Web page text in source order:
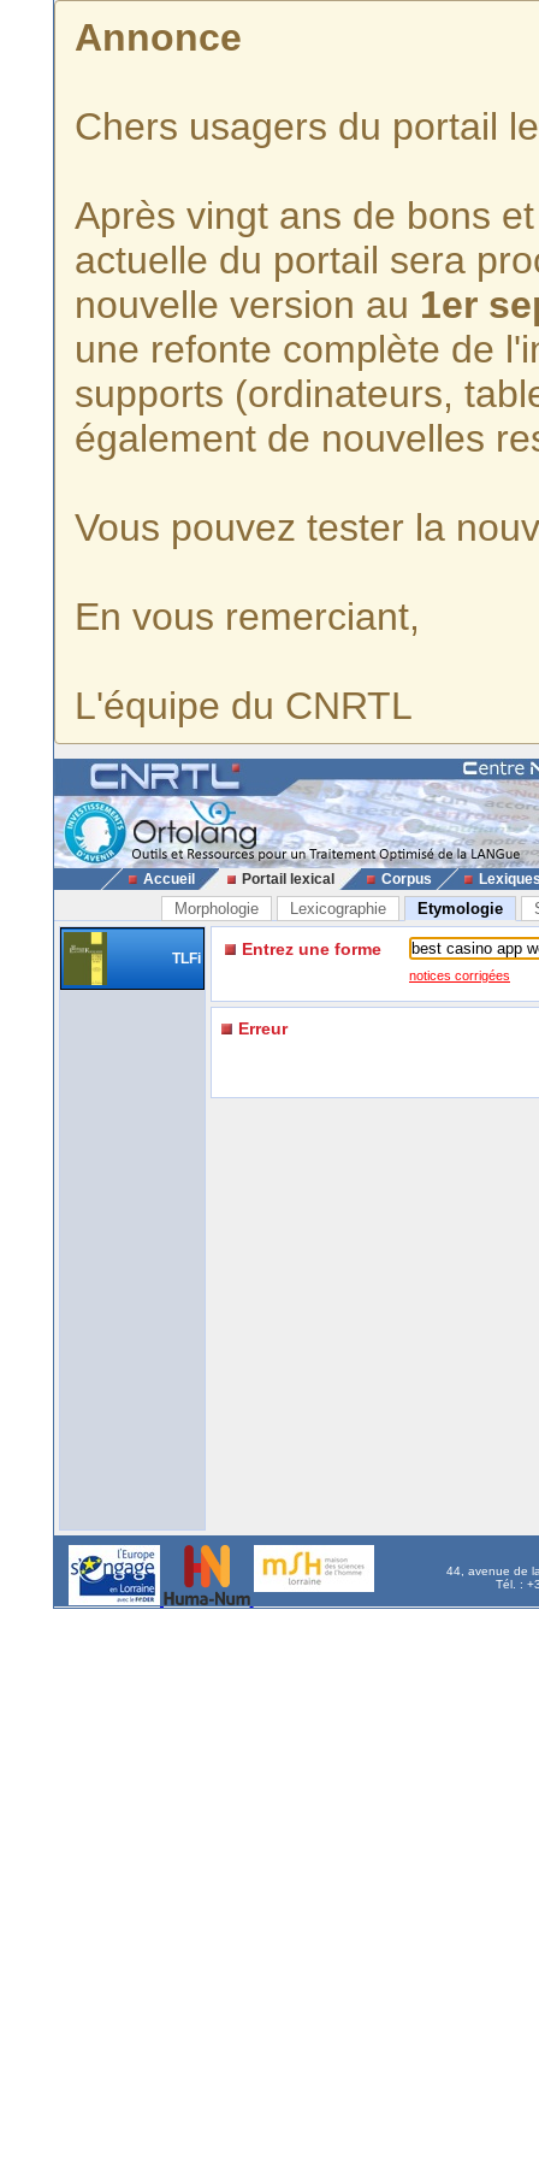
Annonce
Chers usagers du portail
Après vingt ans de bons
actuelle du portail sera
nouvelle version au 1er
une refonte complète de
supports (ordinateurs,
également de nouvelles
Vous pouvez tester la
En vous remerciant,
L'équipe du CNRTL
Accueil Portail lexical Corpus
Morphologie Lexicographie Etymologie
TLFi Entrez une forme
notices corrigées
Erreur
44, avenue de
Tél. :